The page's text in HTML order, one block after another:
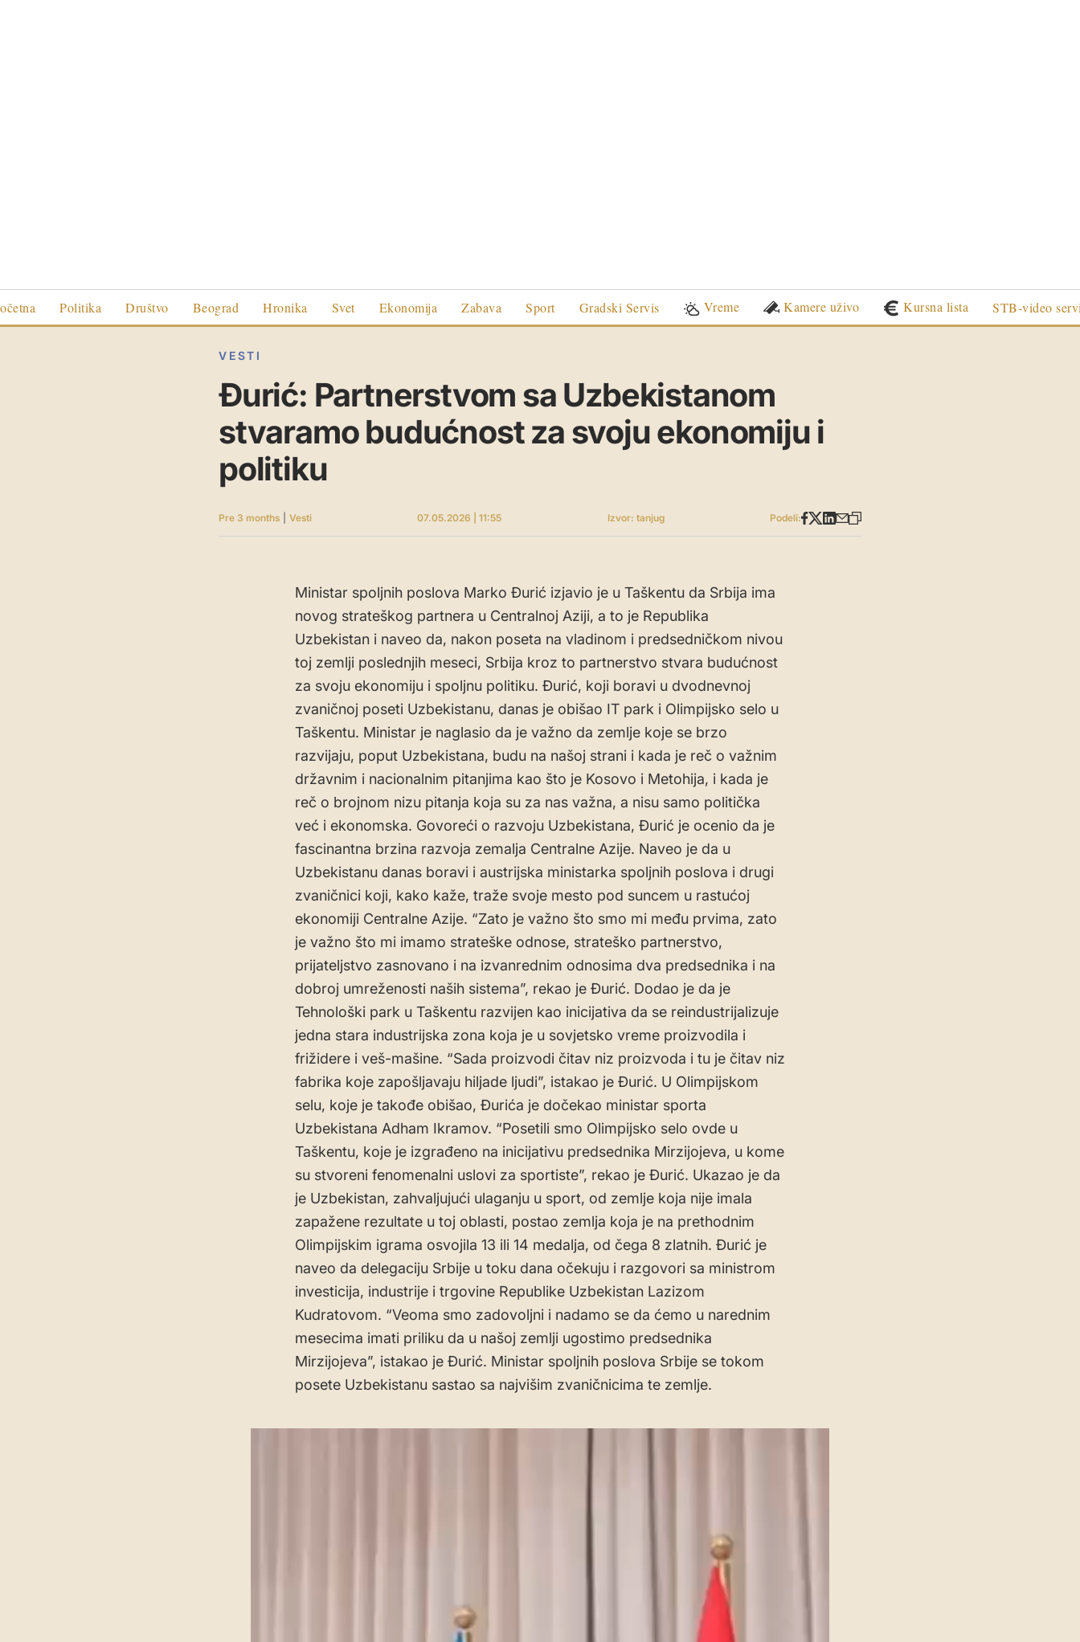
Politika Društvo Beograd Hronika Svet Ekonomija Zabava Sport Gradski Servis Vreme Kamere uživo Kursna lista STB-video
VESTI
Đurić: Partnerstvom sa Uzbekistanom
stvaramo budućnost za svoju ekonomiju i
politiku
Pre 3 months Vesti 07.05.2026 | 11:55 Izvor: tanjug Podeli:
Ministar spoljnih poslova Marko Đurić izjavio je u Taškentu da Srbija ima
novog strateškog partnera u Centralnoj Aziji, a to je Republika
Uzbekistan i naveo da, nakon poseta na vladinom i predsedničkom nivou
toj zemlji poslednjih meseci, Srbija kroz to partnerstvo stvara budućnost
za svoju ekonomiju i spoljnu politiku. Đurić, koji boravi u dvodnevnoj
zvaničnoj poseti Uzbekistanu, danas je obišao IT park i Olimpijsko selo u
Taškentu. Ministar je naglasio da je važno da zemlje koje se brzo
razvijaju, poput Uzbekistana, budu na našoj strani i kada je reč o važnim
državnim i nacionalnim pitanjima kao što je Kosovo i Metohija, i kada je
reč o brojnom nizu pitanja koja su za nas važna, a nisu samo politička
već i ekonomska. Govoreći o razvoju Uzbekistana, Đurić je ocenio da je
fascinantna brzina razvoja zemalja Centralne Azije. Naveo je da u
Uzbekistanu danas boravi i austrijska ministarka spoljnih poslova i drugi
zvaničnici koji, kako kaže, traže svoje mesto pod suncem u rastućoj
ekonomiji Centralne Azije. “Zato je važno što smo mi među prvima, zato
je važno što mi imamo strateške odnose, strateško partnerstvo,
prijateljstvo zasnovano i na izvanrednim odnosima dva predsednika i na
dobroj umreženosti naših sistema”, rekao je Đurić. Dodao je da je
Tehnološki park u Taškentu razvijen kao inicijativa da se reindustrijalizuje
jedna stara industrijska zona koja je u sovjetsko vreme proizvodila i
frižidere i veš-mašine. “Sada proizvodi čitav niz proizvoda i tu je čitav niz
fabrika koje zapošljavaju hiljade ljudi”, istakao je Đurić. U Olimpijskom
selu, koje je takođe obišao, Đurića je dočekao ministar sporta
Uzbekistana Adham Ikramov. “Posetili smo Olimpijsko selo ovde u
Taškentu, koje je izgrađeno na inicijativu predsednika Mirzijojeva, u kome
su stvoreni fenomenalni uslovi za sportiste”, rekao je Đurić. Ukazao je da
je Uzbekistan, zahvaljujući ulaganju u sport, od zemlje koja nije imala
zapažene rezultate u toj oblasti, postao zemlja koja je na prethodnim
Olimpijskim igrama osvojila 13 ili 14 medalja, od čega 8 zlatnih. Đurić je
naveo da delegaciju Srbije u toku dana očekuju i razgovori sa ministrom
investicija, industrije i trgovine Republike Uzbekistan Lazizom
Kudratovom. “Veoma smo zadovoljni i nadamo se da ćemo u narednim
mesecima imati priliku da u našoj zemlji ugostimo predsednika
Mirzijojeva”, istakao je Đurić. Ministar spoljnih poslova Srbije se tokom
posete Uzbekistanu sastao sa najvišim zvaničnicima te zemlje.